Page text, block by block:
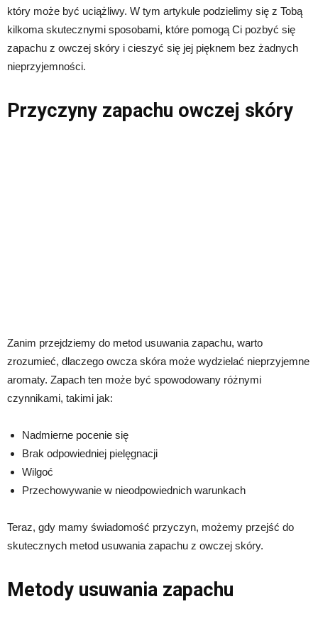
który może być uciążliwy. W tym artykule podzielimy się z Tobą
kilkoma skutecznymi sposobami, które pomogą Ci pozbyć się
zapachu z owczej skóry i cieszyć się jej pięknem bez żadnych
nieprzyjemności.
Przyczyny zapachu owczej skóry
Zanim przejdziemy do metod usuwania zapachu, warto
zrozumieć, dlaczego owcza skóra może wydzielać nieprzyjemne
aromaty. Zapach ten może być spowodowany różnymi
czynnikami, takimi jak:
Nadmierne pocenie się
Brak odpowiedniej pielęgnacji
Wilgoć
Przechowywanie w nieodpowiednich warunkach
Teraz, gdy mamy świadomość przyczyn, możemy przejść do
skutecznych metod usuwania zapachu z owczej skóry.
Metody usuwania zapachu